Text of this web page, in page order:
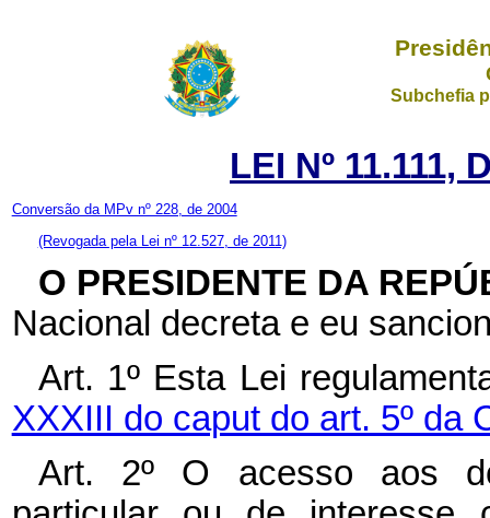
Subchefia
LEI Nº 11.111,
Conversão da MPv nº 228, de 2004
(Revogada pela Lei nº 12.527, de 2011)
O PRESIDENTE DA
Nacional decreta e eu
Art. 1º Esta Lei
XXXIII do caput do art. 5º da
Art. 2º O acesso aos